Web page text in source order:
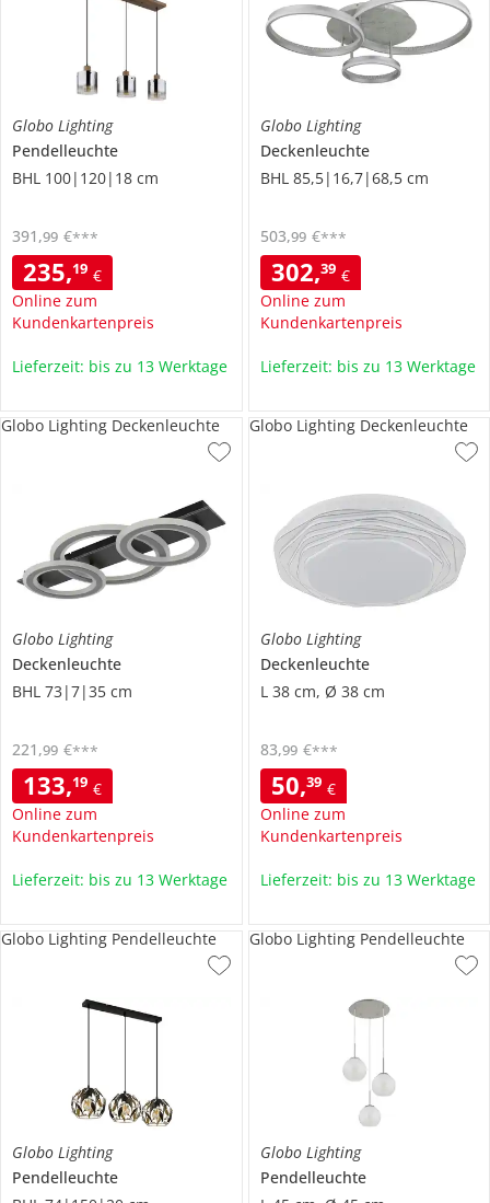
Globo Lighting
Pendelleuchte
BHL 100|120|18 cm
235,19 €
Online zum
Kundenkartenpreis
391 ,99 €***
Lieferzeit: bis zu 13 Werktage
Globo Lighting
Deckenleuchte
BHL 85,5|16,7|68,5 cm
302,39 €
Online zum
Kundenkartenpreis
503,99 €***
Lieferzeit: bis zu 13 Werktage
Globo Lighting
Deckenleuchte
BHL 73|7|35 cm
133,19 €
Online zum
Kundenkartenpreis
221 ,99 €***
Globo Lighting Deckenleuchte
Lieferzeit: bis zu 13 Werktage
Globo Lighting
Deckenleuchte
L 38 cm, Ø 38 cm
50,39 €
Online zum
Kundenkartenpreis
83,99 €***
Globo Lighting Deckenleuchte
Lieferzeit: bis zu 13 Werktage
Globo Lighting
Pendelleuchte
Globo Lighting Pendelleuchte
Globo Lighting
Pendelleuchte
Globo Lighting Pendelleuchte